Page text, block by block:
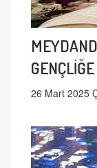
26 Mart 2025